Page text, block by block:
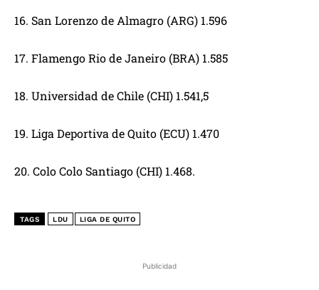
Publicidad
16. San Lorenzo de Almagro (ARG) 1.596
17. Flamengo Rio de Janeiro (BRA) 1.585
18. Universidad de Chile (CHI) 1.541,5
19. Liga Deportiva de Quito (ECU) 1.470
20. Colo Colo Santiago (CHI) 1.468.
TAGS LDU LIGA DE QUITO